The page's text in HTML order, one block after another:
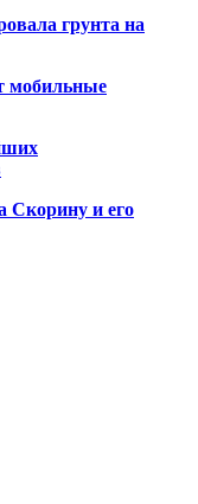
грунта на
мобильные
Скорину и его